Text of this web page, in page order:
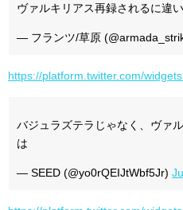
ヴァルキリアス再録されるに違
— フランツ/草原
https://platform.twitter.com/
バジュラズテラじゃなく、ヴァ
は
— SEED (@yo0rQEIJtWbf5Jr)